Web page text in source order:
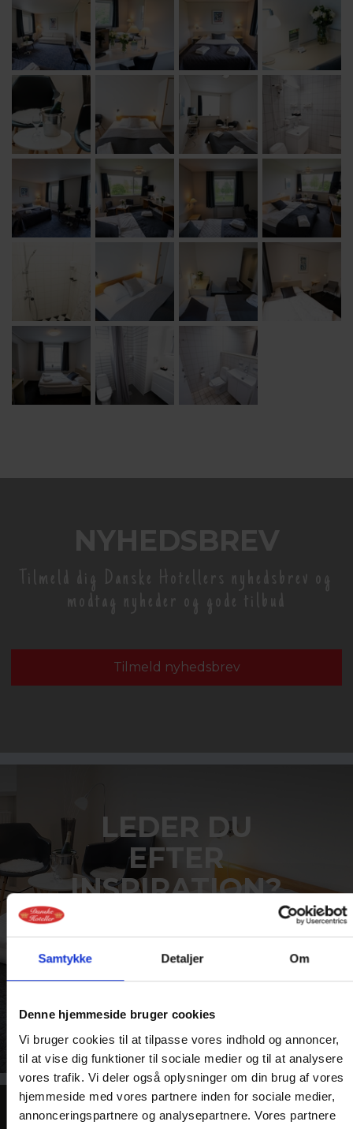
Samtykke Detaljer Om
Denne hjemmeside bruger cookies
Vi bruger cookies til at tilpasse vores indhold og annoncer,
til at vise dig funktioner til sociale medier og til at analysere
vores trafik. Vi deler også oplysninger om din brug af vores
hjemmeside med vores partnere inden for sociale medier,
annonceringspartnere og analysepartnere. Vores partnere
NYHEDSBREV
Tilmeld dig Danske Hotellers nyhedsbrev og
modtag nyheder og gode tilbud
Tilmeld nyhedsbrev
LEDER DU
EFTER
INSPIRATION?